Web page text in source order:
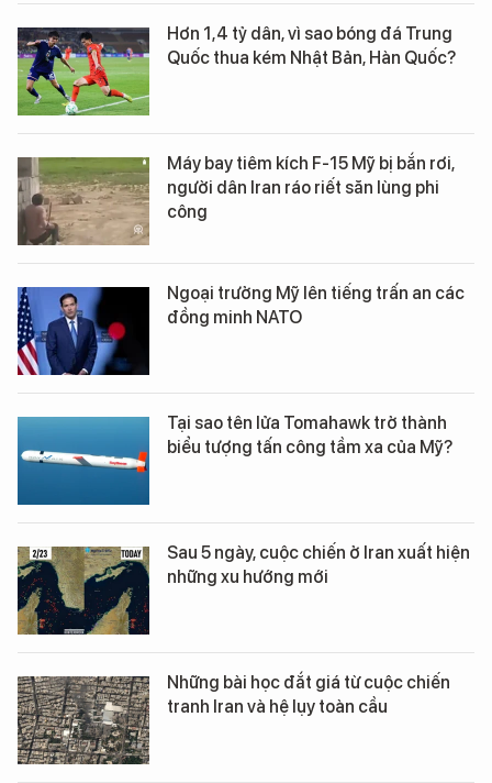
Hơn 1,4 tỷ dân, vì sao bóng đá Trung
Quốc thua kém Nhật Bản, Hàn Quốc?
Máy bay tiêm kích F-15 Mỹ bị bắn rơi,
người dân Iran ráo riết săn lùng phi
công
Ngoại trưởng Mỹ lên tiếng trấn an các
đồng minh NATO
Tại sao tên lửa Tomahawk trở thành
biểu tượng tấn công tầm xa của Mỹ?
Sau 5 ngày, cuộc chiến ở Iran xuất hiện
những xu hướng mới
Những bài học đắt giá từ cuộc chiến
tranh Iran và hệ lụy toàn cầu